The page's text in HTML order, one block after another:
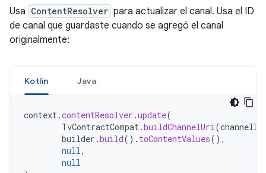
Usa ContentResolver para actualizar el canal. Usa el ID
de canal que guardaste cuando se agregó el canal
originalmente:
Kotlin Java
context.contentResolver .update(
TvContractCompat.buildChannelUri(channelId
builder .build(). toContentValues(),
null,
null